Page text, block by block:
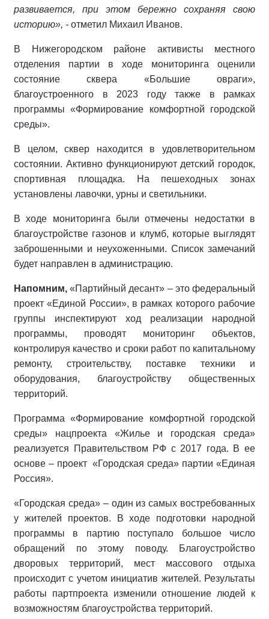
развивается, при этом бережно сохраняя свою
историю», - отметил Михаил Иванов.
В Нижегородском районе активисты местного
отделения партии в ходе мониторинга оценили
состояние сквера «Большие овраги»,
благоустроенного в 2023 году также в рамках
программы «Формирование комфортной городской
среды».
В целом, сквер находится в удовлетворительном
состоянии. Активно функционируют детский городок,
спортивная площадка. На пешеходных зонах
установлены лавочки, урны и светильники.
В ходе мониторинга были отмечены недостатки в
благоустройстве газонов и клумб, которые выглядят
заброшенными и неухоженными. Список замечаний
будет направлен в администрацию.
Напомним,«Партийный десант» – это федеральный
проект «Единой России», в рамках которого рабочие
группы инспектируют ход реализации народной
программы, проводят мониторинг объектов,
контролируя качество и сроки работ по капитальному
ремонту, строительству, поставке техники и
оборудования, благоустройству общественных
территорий.
Программа «Формирование комфортной городской
среды» нацпроекта «Жилье и городская среда»
реализуется Правительством РФ с 2017 года. В ее
основе – проект «Городская среда» партии «Единая
Россия».
«Городская среда» – один из самых востребованных
у жителей проектов. В ходе подготовки народной
программы в партию поступало большое число
обращений по этому поводу. Благоустройство
дворовых территорий, мест массового отдыха
происходит c учетом инициатив жителей. Результаты
работы партпроекта изменили отношение людей к
возможностям благоустройства территорий.